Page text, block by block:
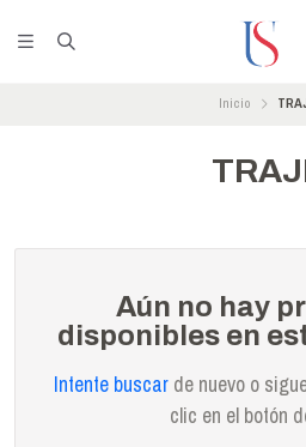
Inicio
Aún no hay
disponibles en
Intente buscar de nuevo o
clic en el botón